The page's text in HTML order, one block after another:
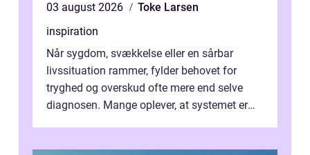
03 august 2026
Toke Larsen
inspiration
Når sygdom, svækkelse eller en sårbar
livssituation rammer, fylder behovet for
tryghed og overskud ofte mere end selve
diagnosen. Mange oplever, at systemet er